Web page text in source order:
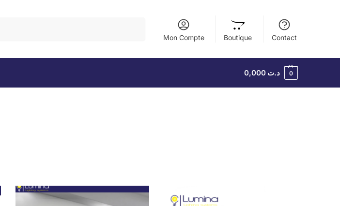
Mon Compte Boutique Contact
د.ت 0,000 0